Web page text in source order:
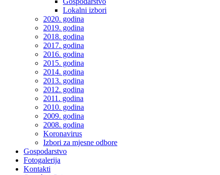
Lokalni izbori
2020. godina
2019. godina
2018. godina
2017. godina
2016. godina
2015. godina
2014. godina
2013. godina
2012. godina
2011. godina
2010. godina
2009. godina
2008. godina
Koronavirus
Izbori za mjesne odbore
Gospodarstvo
Fotogalerija
Kontakti